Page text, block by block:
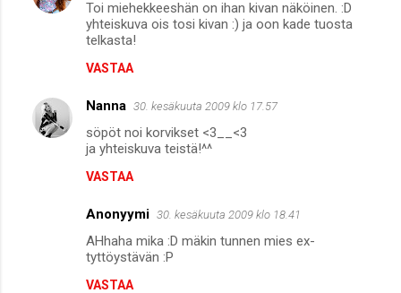
Toi miehekkeeshän on ihan kivan näköinen. :D
yhteiskuva ois tosi kivan :) ja oon kade tuosta
telkasta!
VASTAA
Nanna 30. kesäkuuta 2009 klo 17.57
söpöt noi korvikset <3__<3
ja yhteiskuva teistä!^^
VASTAA
Anonyymi 30. kesäkuuta 2009 klo 18.41
AHhaha mika :D mäkin tunnen mies ex-
tyttöystävän :P
VASTAA